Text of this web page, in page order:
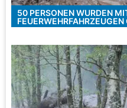
50 PERSONEN WURDEN
FEUERWEHRFAHRZEUGEN